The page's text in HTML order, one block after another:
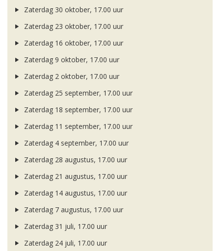
Zaterdag 30 oktober, 17.00 uur
Zaterdag 23 oktober, 17.00 uur
Zaterdag 16 oktober, 17.00 uur
Zaterdag 9 oktober, 17.00 uur
Zaterdag 2 oktober, 17.00 uur
Zaterdag 25 september, 17.00 uur
Zaterdag 18 september, 17.00 uur
Zaterdag 11 september, 17.00 uur
Zaterdag 4 september, 17.00 uur
Zaterdag 28 augustus, 17.00 uur
Zaterdag 21 augustus, 17.00 uur
Zaterdag 14 augustus, 17.00 uur
Zaterdag 7 augustus, 17.00 uur
Zaterdag 31 juli, 17.00 uur
Zaterdag 24 juli, 17.00 uur